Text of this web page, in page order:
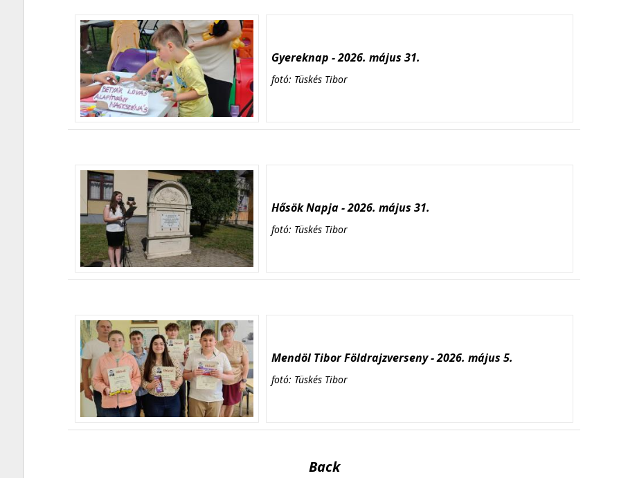
Gyereknap - 2026. május 31.
fotó: Tüskés Tibor
Hősök Napja - 2026. május 31.
fotó: Tüskés Tibor
Mendöl Tibor Földrajzverseny - 2026. május 5.
fotó: Tüskés Tibor
Back